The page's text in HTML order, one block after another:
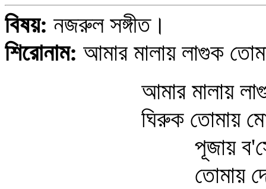
বিষয়: নজরুল সঙ্গীত।
শিরোনাম: আমার মালায় লাগুক
আমার মালায় লাগুক
ঘিরুক তোমায় মোর
পূজায় ব'সে
তোমায় দেখি